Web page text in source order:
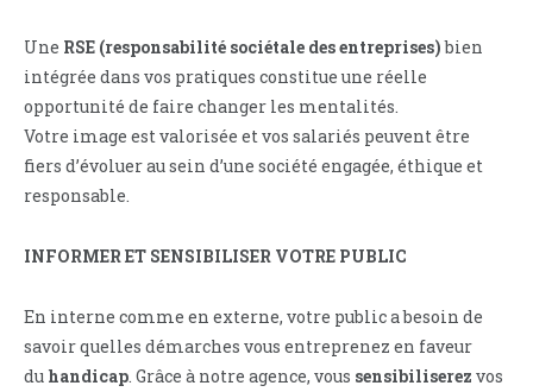
Une RSE (responsabilité sociétale des entreprises)bien
intégrée dans vos pratiques constitue une réelle
opportunité de faire changer les mentalités.
Votre image est valorisée et vos salariés peuvent être
fiers d’évoluer au sein d’une société engagée, éthique et
responsable.
INFORMER ET SENSIBILISER VOTRE PUBLIC
En interne comme en externe, votre public a besoin de
savoir quelles démarches vous entreprenez en faveur
du handicap. Grâce à notre agence, vous sensibiliserez vos